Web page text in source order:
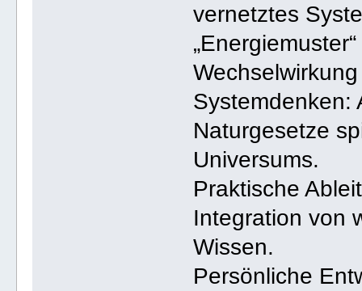
vernetztes
Systemdenken:
Naturgesetze
Universums.
Praktische
Integration von
Wissen.
Persönliche